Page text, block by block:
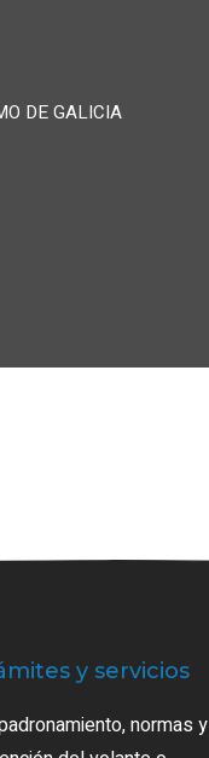
DE GALICIA
y servicios
normas y